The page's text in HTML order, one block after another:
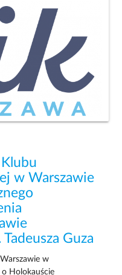
w Warszawie
Guza
w
Holokauście